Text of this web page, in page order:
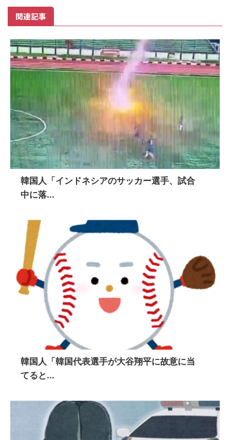
関連記事
韓国人「インドネシアのサッカー選手、試合
中に落...
韓国人「韓国代表選手が大谷翔平に故意に当
てると...